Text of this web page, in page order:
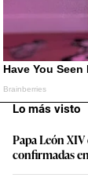
Lo más visto
Papa León
confirmadas